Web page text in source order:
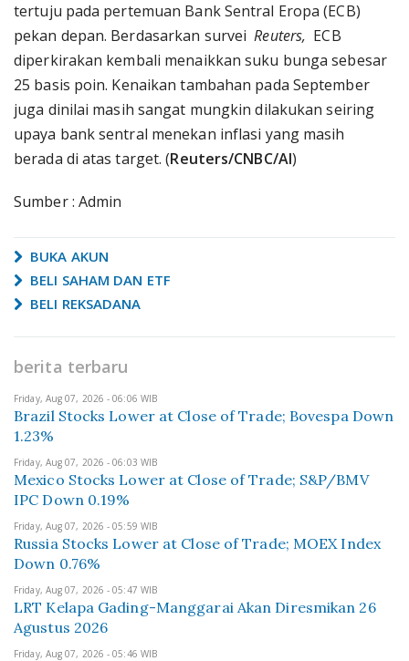
tertuju pada pertemuan Bank Sentral Eropa (ECB)
pekan depan. Berdasarkan surveiReuters, ECB
diperkirakan kembali menaikkan suku bunga sebesar
25 basis poin. Kenaikan tambahan pada September
juga dinilai masih sangat mungkin dilakukan seiring
upaya bank sentral menekan inflasi yang masih
berada di atas target. (Reuters/CNBC/AI)
Sumber : Admin
BUKA AKUN
BELI SAHAM DAN ETF
BELI REKSADANA
berita terbaru
Friday, Aug 07, 2026 - 06:06 WIB
Brazil Stocks Lower at Close of Trade; Bovespa Down
1.23%
Friday, Aug 07, 2026 - 06:03 WIB
Mexico Stocks Lower at Close of Trade; S&P/BMV
IPC Down 0.19%
Friday, Aug 07, 2026 - 05:59 WIB
Russia Stocks Lower at Close of Trade; MOEX Index
Down 0.76%
Friday, Aug 07, 2026 - 05:47 WIB
LRT Kelapa Gading-Manggarai Akan Diresmikan 26
Agustus 2026
Friday, Aug 07, 2026 - 05:46 WIB